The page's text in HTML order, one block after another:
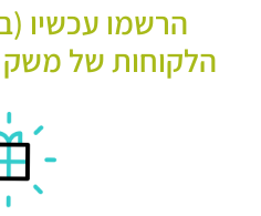
הרשמו עכשיו
הלקוחות של משק